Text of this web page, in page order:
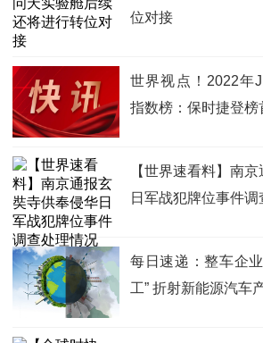
位对接
世界视点！2022年
指数榜：保时捷登榜
【世界速看料】南
日军战犯牌位事件
每日速递：整车企
工” 折射新能源汽车